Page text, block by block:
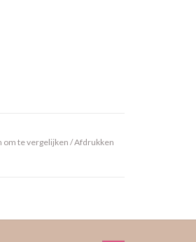
om te vergelijken /Afdrukken